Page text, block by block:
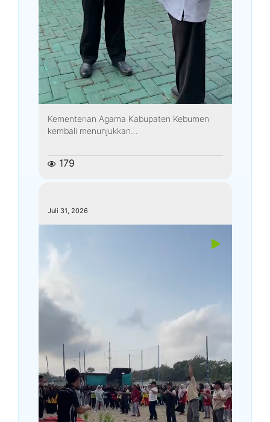
Kementerian Agama Kabupaten Kebumen
kembali menunjukkan...
179
Juli 31, 2026